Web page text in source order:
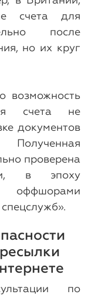
счета для
после
но их круг
возможность
счета не
документов
проверена
в эпоху
по